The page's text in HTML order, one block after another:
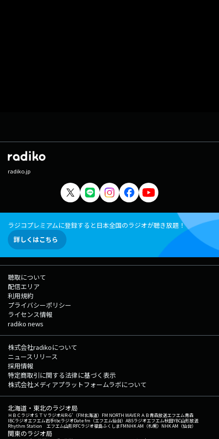
radiko.jp
ラジコプレミアムに登録すると日本全国のラジオが聴き放題！
詳しくはこちら
聴取について
配信エリア
利用規約
プライバシーポリシー
ライセンス情報
radiko news
株式会社radikoについて
ニュースリリース
採用情報
特定商取引に関する法律に基づく表示
株式会社メディアプラットフォームラボについて
北海道・東北のラジオ局
ＨＢＣラジオＳＴＶラジオAIR-G'（FM北海道） FM NORTH WAVEＲＡＢ青森放送エフエム青森
IBCラジオエフエム岩手tbcラジオDate fm（エフエム仙台） ABSラジオエフエム秋田YBC山形放送
Rhythm Station エフエム山形RFCラジオ福島ふくしまFMNHK AM（札幌） NHK AM（仙台）
関東のラジオ局